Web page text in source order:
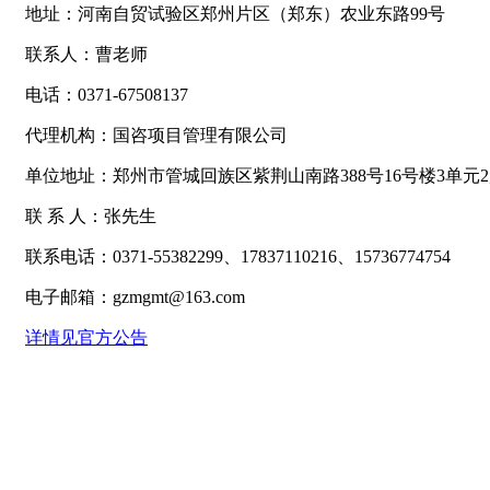
地址：河南自贸试验区郑州片区（郑东）农业东路99号
联系人：曹老师
电话：0371-67508137
代理机构：国咨项目管理有限公司
单位地址：郑州市管城回族区紫荆山南路388号16号楼3单元
联 系 人：张先生
联系电话：0371-55382299、17837110216、15736774754
电子邮箱：gzmgmt@163.com
详情见官方公告